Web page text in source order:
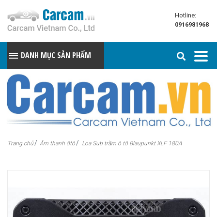
Hotline:
0916981968
DANH MỤC SẢN PHẨM
Trang chủ Âm thanh ôtô Loa Sub trầm ô tô Blaupunkt XLF 180A